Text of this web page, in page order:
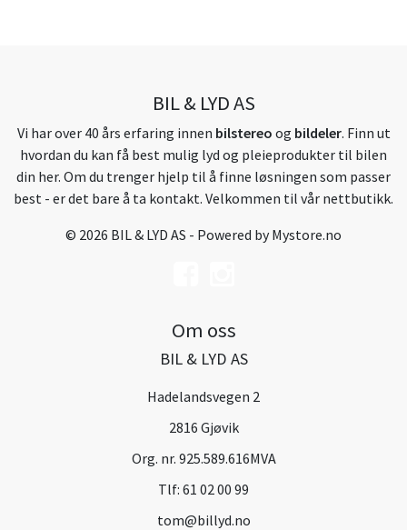
BIL & LYD AS
Vi har over 40 års erfaring innen bilstereo og bildeler. Finn ut
hvordan du kan få best mulig lyd og pleieprodukter til bilen
din her. Om du trenger hjelp til å finne løsningen som passer
best - er det bare å ta kontakt. Velkommen til vår nettbutikk.
© 2026 BIL & LYD AS - Powered byMystore.no
Om oss
BIL & LYD AS
Hadelandsvegen 2
2816 Gjøvik
Org. nr. 925.589.616MVA
Tlf: 61 02 00 99
tom@billyd.no